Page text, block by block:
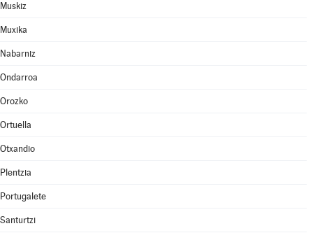
Muskiz
Muxika
Nabarniz
Ondarroa
Orozko
Ortuella
Otxandio
Plentzia
Portugalete
Santurtzi